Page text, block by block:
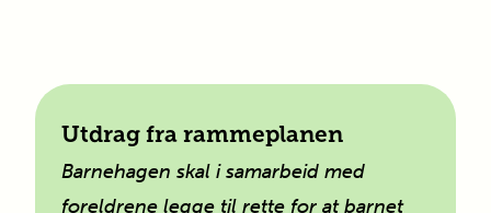
Utdrag fra rammeplanen
Barnehagen skal i samarbeid med
foreldrene legge til rette for at barnet